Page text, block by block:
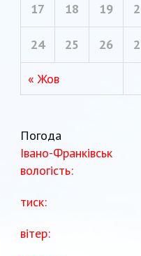
« Жов
17 18 19
24 25 26
Погода
Івано-Франківськ
вологість:
тиск:
вітер: